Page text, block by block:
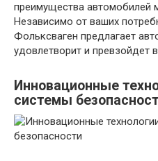
преимущества автомобилей
Независимо от ваших
Фольксваген предлагает
удовлетворит и превзойдет
Инновационные
системы